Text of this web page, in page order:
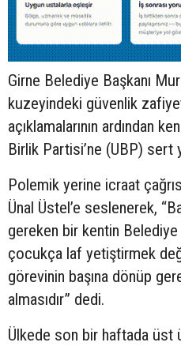
Girne Belediye Başkanı
kuzeyindeki güvenlik
açıklamalarının ardından
Birlik Partisi’ne (UBP) sert
Polemik yerine icraat
Ünal Üstel’e seslenerek,
gereken bir kentin Belediye
çocukça laf yetiştirmek
görevinin başına dönüp
almasıdır” dedi.
Ülkede son bir haftada üst